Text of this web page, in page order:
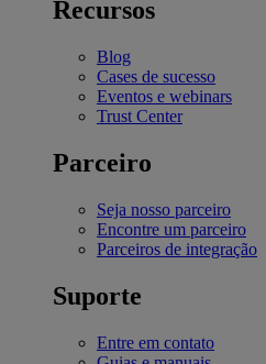
Recursos
Blog
Cases de sucesso
Eventos e webinars
Trust Center
Parceiro
Seja nosso parceiro
Encontre um parceiro
Parceiros de integração
Suporte
Entre em contato